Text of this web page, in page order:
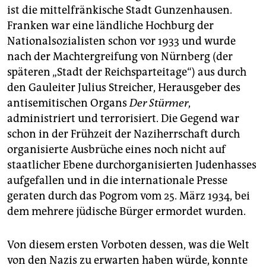
ist die mittelfränkische Stadt Gunzenhausen.
Franken war eine ländliche Hochburg der
Nationalsozialisten schon vor 1933 und wurde
nach der Machtergreifung von Nürnberg (der
späteren „Stadt der Reichsparteitage“) aus durch
den Gauleiter Julius Streicher, Herausgeber des
antisemitischen OrgansDer Stürmer,
administriert und terrorisiert. Die Gegend war
schon in der Frühzeit der Naziherrschaft durch
organisierte Ausbrüche eines noch nicht auf
staatlicher Ebene durchorganisierten Judenhasses
aufgefallen und in die internationale Presse
geraten durch das Pogrom vom 25. März 1934, bei
dem mehrere jüdische Bürger ermordet wurden.
Von diesem ersten Vorboten dessen, was die Welt
von den Nazis zu erwarten haben würde, konnte